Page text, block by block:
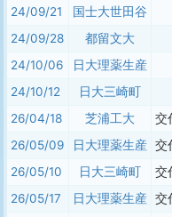
24/09/21
国士大世田谷
24/09/28
都留文大
24/10/06
日大理薬生産
24/10/12
日大三崎町
26/04/18
芝浦工大 交
26/05/09
日大理薬生産 交
26/05/10
日大三崎町 交
26/05/17
日大理薬生産 交